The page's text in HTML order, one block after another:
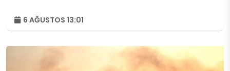
6 AĞUSTOS 13:01